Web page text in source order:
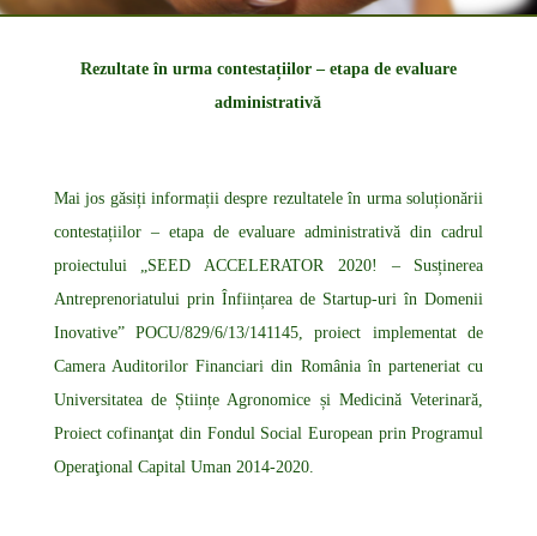
Rezultate în urma contestațiilor – etapa de evaluare
administrativă
Mai jos găsiți informații despre rezultatele în urma soluționării
contestațiilor – etapa de evaluare administrativă din cadrul
proiectului „SEED ACCELERATOR 2020! – Susținerea
Antreprenoriatului prin Înființarea de Startup-uri în Domenii
Inovative” POCU/829/6/13/141145, proiect implementat de
Camera Auditorilor Financiari din România în parteneriat cu
Universitatea de Științe Agronomice și Medicină Veterinară,
Proiect cofinanţat din Fondul Social European prin Programul
Operaţional Capital Uman 2014-2020.